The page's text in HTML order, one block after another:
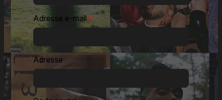
Adresse e-mail *
Adresse